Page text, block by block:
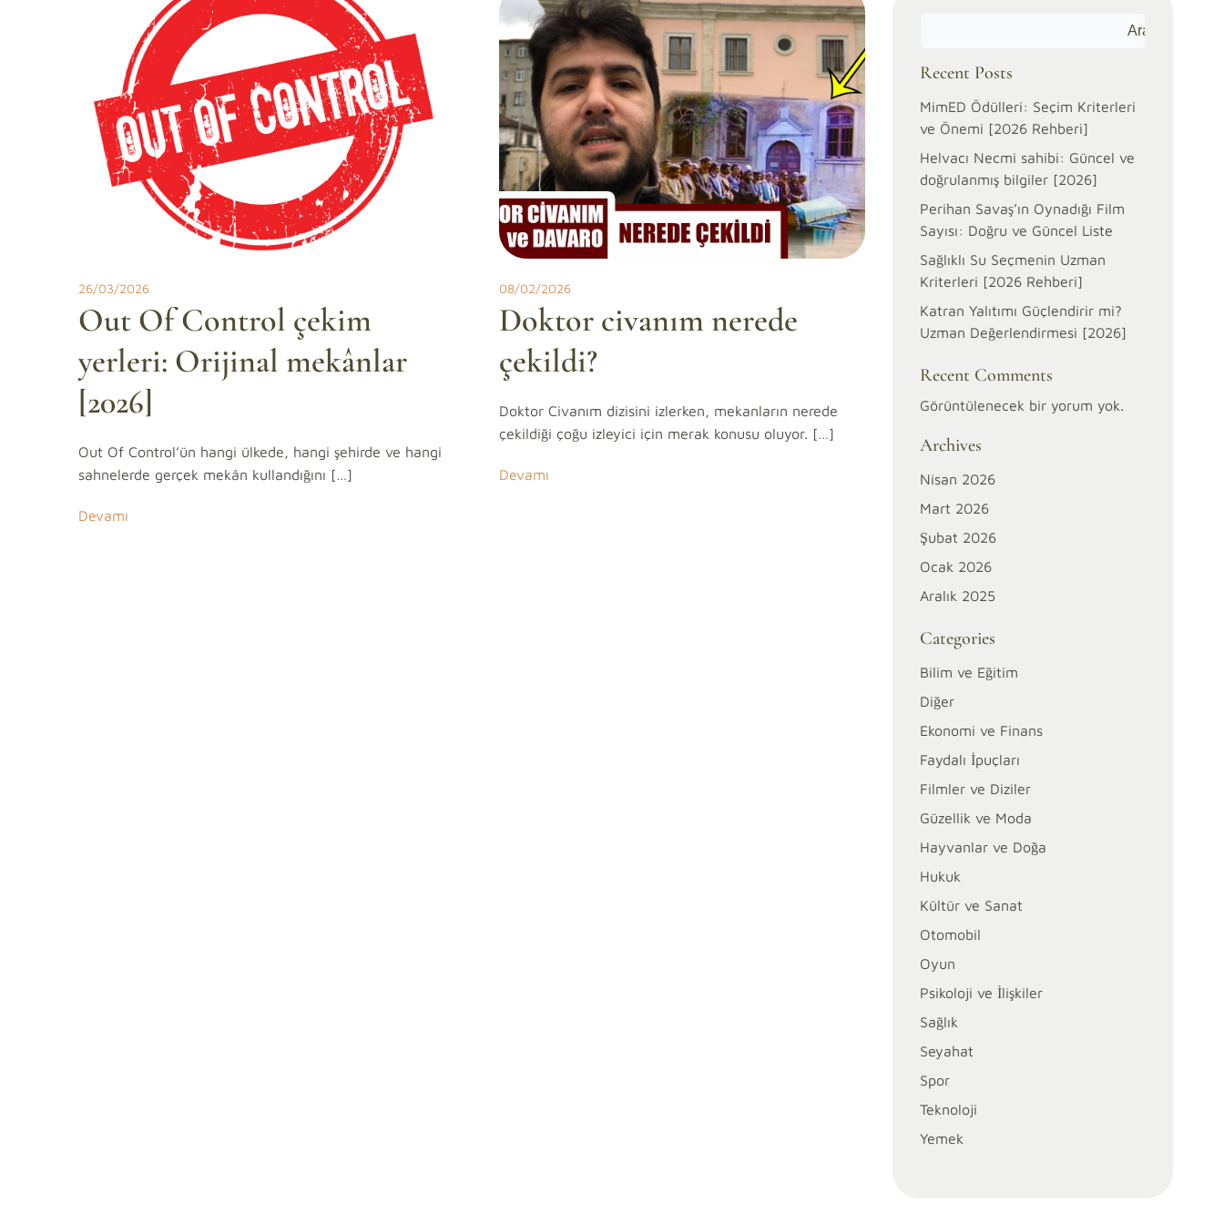
26/03/2026
Out Of Control çekim
yerleri: Orijinal mekânlar
[2026]
Out Of Control’ün hangi ülkede, hangi şehirde ve hangi
sahnelerde gerçek mekân kullandığını […]
Devamı
08/02/2026
Doktor civanım nerede
çekildi?
Doktor Civanım dizisini izlerken, mekanların nerede
çekildiği çoğu izleyici için merak konusu oluyor. […]
Devamı
Ara
Recent Posts
MimED Ödülleri: Seçim Kriterleri
ve Önemi [2026 Rehberi]
Helvacı Necmi sahibi: Güncel ve
doğrulanmış bilgiler [2026]
Perihan Savaş’ın Oynadığı Film
Sayısı: Doğru ve Güncel Liste
Sağlıklı Su Seçmenin Uzman
Kriterleri [2026 Rehberi]
Katran Yalıtımı Güçlendirir mi?
Uzman Değerlendirmesi [2026]
Recent Comments
Görüntülenecek bir yorum yok.
Archives
Nisan 2026
Mart 2026
Şubat 2026
Ocak 2026
Aralık 2025
Categories
Bilim ve Eğitim
Diğer
Ekonomi ve Finans
Faydalı İpuçları
Filmler ve Diziler
Güzellik ve Moda
Hayvanlar ve Doğa
Hukuk
Kültür ve Sanat
Otomobil
Oyun
Psikoloji ve İlişkiler
Sağlık
Seyahat
Spor
Teknoloji
Yemek